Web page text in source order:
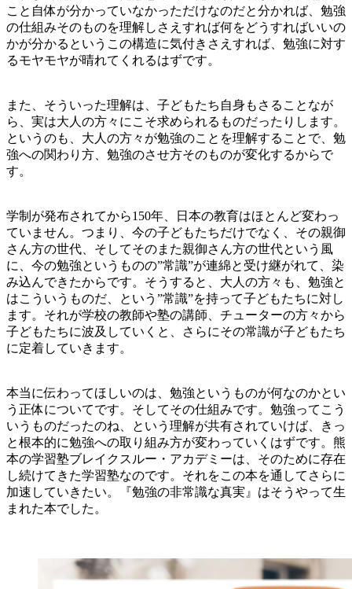
こと自体が分かっていなかっただけなのだと分かれば、勉強
の仕組みそのものを理解しさえすれば何をどうすればいいの
かが分かるというこの構造に気付きさえすれば、勉強に対す
るモヤモヤが晴れてくれるはずです。
また、そういった理解は、子どもたち自身もさることなが
ら、実は大人の方々にこそ求められるものだったりします。
というのも、大人の方々が勉強のことを理解することで、勉
強への関わり方、勉強のさせ方そのものが変化するからで
す。
学制が発布されてから150年、日本の教育はほとんど変わっ
ていません。つまり、今の子どもたちだけでなく、その親御
さん方の世代、そしてそのまた親御さん方の世代という風
に、今の勉強というものの”常識”が連綿と受け継がれて、染
み込んできたからです。そうすると、大人の方々も、勉強と
はこういうものだ、という”常識”を持って子どもたちに対し
ます。それが学校の教師や塾の講師、チューターの方々から
子どもたちに波及していくと、さらにその常識が子どもたち
に定着していきます。
本当に伝わってほしいのは、勉強というものが何なのかとい
う正体についてです。そしてその仕組みです。勉強ってこう
いうものだったのね、という理解が共有されていけば、きっ
と根本的に勉強への取り組み方が変わっていくはずです。熊
本の学習塾ブレイクスルー・アカデミーは、そのために存在
し続けてきた学習塾なのです。それをこの本を通してさらに
加速していきたい。『勉強の非常識な真実』はそうやって生
まれた本でした。